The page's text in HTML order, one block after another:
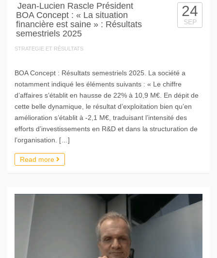
Jean-Lucien Rascle Président
BOA Concept : « La situation
financière est saine » : Résultats
semestriels 2025
STRATEGIE ET RÉSULTATS
24
SEP
BOA Concept : Résultats semestriels 2025. La société a
notamment indiqué les éléments suivants : « Le chiffre
d’affaires s’établit en hausse de 22% à 10,9 M€. En dépit de
cette belle dynamique, le résultat d’exploitation bien qu’en
amélioration s’établit à -2,1 M€, traduisant l’intensité des
efforts d’investissements en R&D et dans la structuration de
l’organisation. […]
Read more